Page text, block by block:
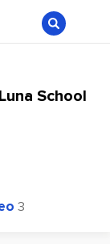
School
3